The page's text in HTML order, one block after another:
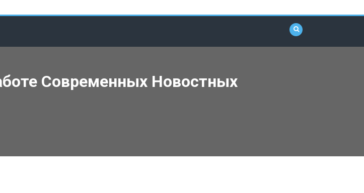
Современных Новостных